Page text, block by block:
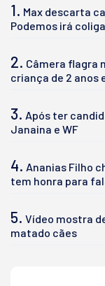
1. Max descarta
Podemos irá
2. Câmera flagra
criança de 2 anos
3. Após ter
Janaina e WF
4. Ananias Filho
tem honra para
5. Vídeo mostra
matado cães